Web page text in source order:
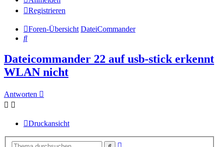
Registrieren
Foren-Übersicht DateiCommander
Suche
Dateicommander 22 auf usb-stick erkennt
WLAN nicht
Antworten
Druckansicht